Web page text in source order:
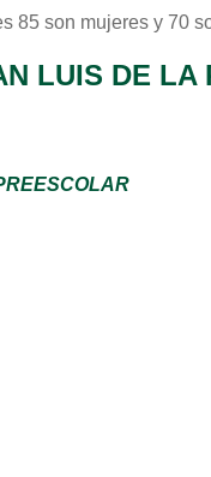
85 son mujeres y 70
LUIS DE LA